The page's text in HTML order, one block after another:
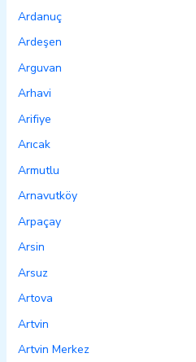
Ardanuç
Ardeşen
Arguvan
Arhavi
Arifiye
Arıcak
Armutlu
Arnavutköy
Arpaçay
Arsin
Arsuz
Artova
Artvin
Artvin Merkez